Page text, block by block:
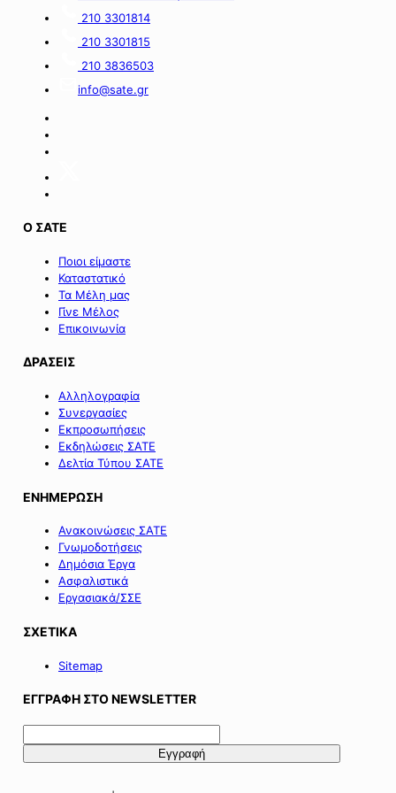
210 3301814
210 3301815
210 3836503
info@sate.gr
Ο ΣΑΤΕ
Ποιοι είμαστε
Καταστατικό
Τα Μέλη μας
Γίνε Μέλος
Επικοινωνία
ΔΡΑΣΕΙΣ
Αλληλογραφία
Συνεργασίες
Εκπροσωπήσεις
Εκδηλώσεις ΣΑΤΕ
Δελτία Τύπου ΣΑΤΕ
ΕΝΗΜΕΡΩΣΗ
Ανακοινώσεις ΣΑΤΕ
Γνωμοδοτήσεις
Δημόσια Έργα
Ασφαλιστικά
Εργασιακά/ΣΣΕ
ΣΧΕΤΙΚΑ
Sitemap
ΕΓΓΡΑΦΗ ΣΤΟ NEWSLETTER